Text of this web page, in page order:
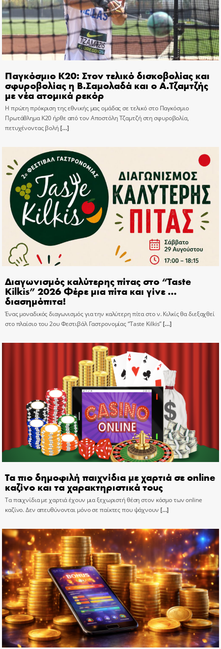
Παγκόσμιο Κ20: Στον τελικό δισκοβολίας και
σφυροβολίας η Β.Σαμολαδά και ο Α.Τζαμτζής
με νέα ατομικά ρεκόρ
Η πρώτη πρόκριση της εθνικής μας ομάδας σε τελικό στο Παγκόσμιο
Πρωτάθλημα Κ20 ήρθε από τον Αποστόλη Τζαμτζή στη σφυροβολία,
πετυχένοντας βολή[…]
Διαγωνισμός καλύτερης πίτας στο “Taste
Kilkis” 2026 Φέρε μια πίτα και γίνε …
διασημόπιτα!
Ένας μοναδικός διαγωνισμός για την καλύτερη πίτα στο ν. Κιλκίς θα διεξαχθεί
στο πλαίσιο του 2ου Φεστιβάλ Γαστρονομίας “Taste Kilkis”[…]
Τα πιο δημοφιλή παιχνίδια με χαρτιά σε online
καζίνο και τα χαρακτηριστικά τους
Τα παιχνίδια με χαρτιά έχουν μια ξεχωριστή θέση στον κόσμο των online
καζίνο. Δεν απευθύνονται μόνο σε παίκτες που ψάχνουν […]